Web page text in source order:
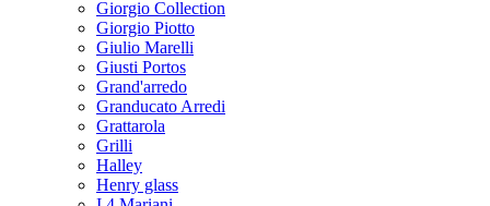
Giorgio Collection
Giorgio Piotto
Giulio Marelli
Giusti Portos
Grand'arredo
Granducato Arredi
Grattarola
Grilli
Halley
Henry glass